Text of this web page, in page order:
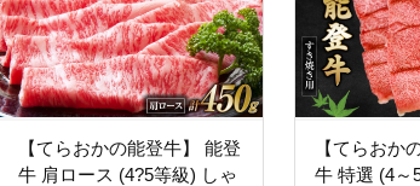
【てらおかの能登牛】 能登
牛 肩ロース (4?5等級) しゃ
【てらおか
牛 特選 (4～